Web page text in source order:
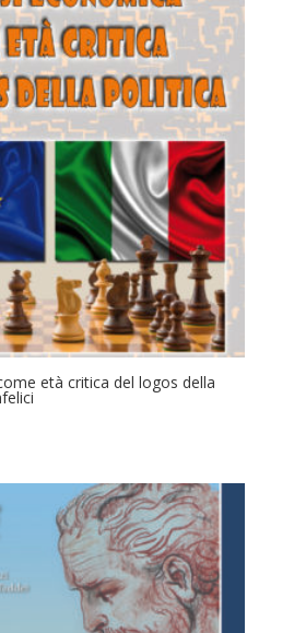
età critica del logos della